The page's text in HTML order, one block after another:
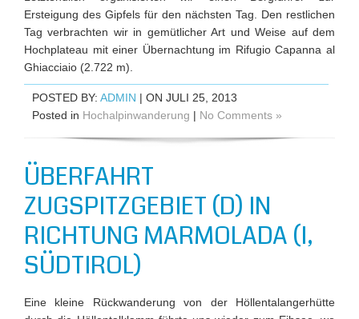
Ersteigung des Gipfels für den nächsten Tag. Den restlichen
Tag verbrachten wir in gemütlicher Art und Weise auf dem
Hochplateau mit einer Übernachtung im Rifugio Capanna al
Ghiacciaio (2.722 m).
POSTED BY: ADMIN | ON JULI 25, 2013
Posted in Hochalpinwanderung | No Comments »
ÜBERFAHRT
ZUGSPITZGEBIET (D) IN
RICHTUNG MARMOLADA (I,
SÜDTIROL)
Eine kleine Rückwanderung von der Höllentalangerhütte